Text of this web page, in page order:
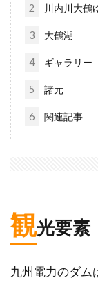
2 川内川大鶴
3 大鶴湖
4 ギャラリー
5 諸元
6 関連記事
観光要素
九州電力のダム